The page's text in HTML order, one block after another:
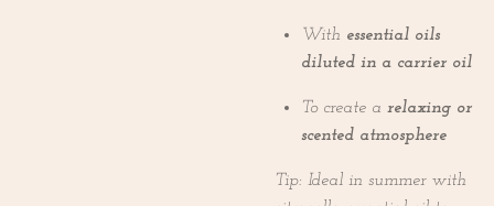
With essential oils
diluted in a carrier oil
To create a relaxing or
scented atmosphere
Tip: Ideal in summer with